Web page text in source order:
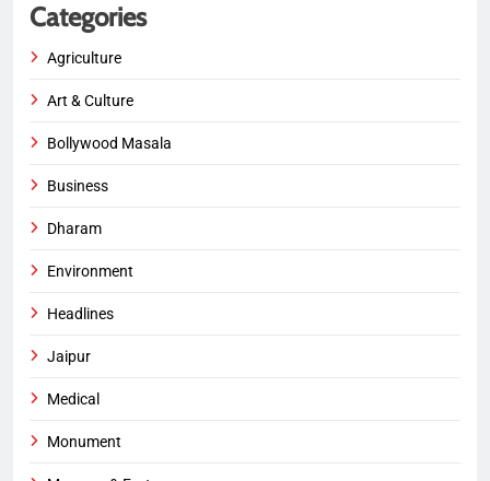
Categories
Agriculture
Art & Culture
Bollywood Masala
Business
Dharam
Environment
Headlines
Jaipur
Medical
Monument